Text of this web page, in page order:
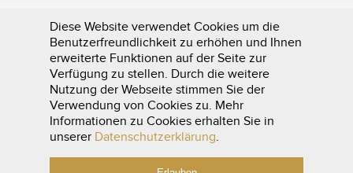
Informationen
0351 - 43 83 89 23
Diese Website verwendet Cookies um die
Benutzerfreundlichkeit zu erhöhen und Ihnen
erweiterte Funktionen auf der Seite zur
Verfügung zu stellen. Durch die weitere
Nutzung der Webseite stimmen Sie der
Verwendung von Cookies zu. Mehr
Informationen zu Cookies erhalten Sie in
unserer Datenschutzerklärung.